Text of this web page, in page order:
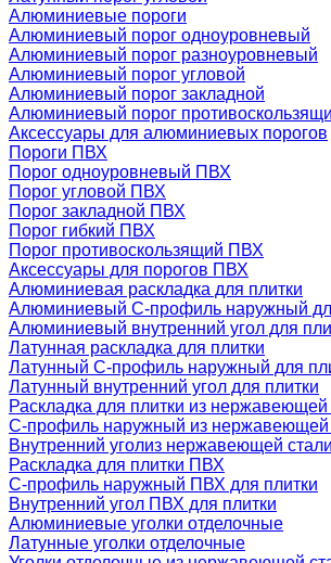
Алюминиевые пороги
Алюминиевый порог одноуровневый
Алюминиевый порог разноуровневый
Алюминиевый порог угловой
Алюминиевый порог закладной
Алюминиевый порог
Аксессуары для алюминиевых порогов
Пороги ПВХ
Порог одноуровневый ПВХ
Порог угловой ПВХ
Порог закладной ПВХ
Порог гибкий ПВХ
Порог противоскользящий ПВХ
Аксессуары для порогов ПВХ
Алюминиевая раскладка для плитки
Алюминиевый С-профиль наружный
Алюминиевый внутренний угол для
Латунная раскладка для плитки
Латунный С-профиль наружный для
Латунный внутренний угол для плитки
Раскладка для плитки из нержавеющей
С-профиль наружный из нержавеющей
Внутренний уголиз нержавеющей
Раскладка для плитки ПВХ
С-профиль наружный ПВХ для плитки
Внутренний угол ПВХ для плитки
Алюминиевые уголки отделочные
Латунные уголки отделочные